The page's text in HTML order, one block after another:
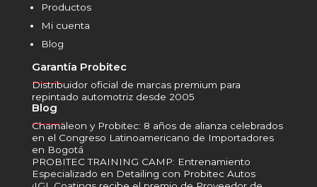
Productos
Mi cuenta
Blog
Garantía Probitec
______
Distribuidor oficial de marcas premium para
repintado automotriz desde 2005
Blog
______
Chamäleon y Probitec: 8 años de alianza celebrados
en el Congreso Latinoamericano de Importadores
en Bogotá
PROBITEC TRAINING CAMP: Entrenamiento
Especializado en Detailing con Probitec Autos